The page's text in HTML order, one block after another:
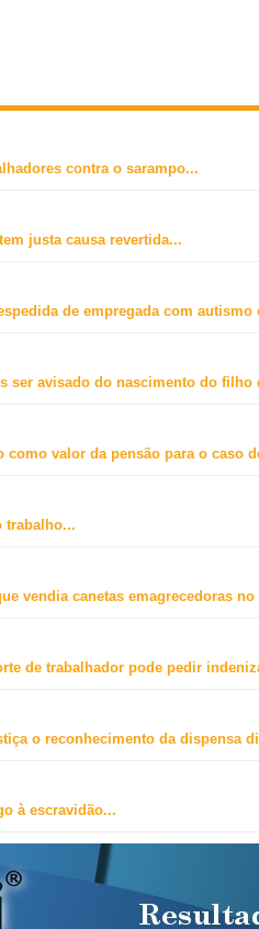
contra o sarampo...
justa causa revertida...
de empregada com autismo
ser avisado do nascimento do filho
valor da pensão para o caso
trabalho...
vendia canetas emagrecedoras
de trabalhador pode pedir
o reconhecimento da dispensa
à escravidão...